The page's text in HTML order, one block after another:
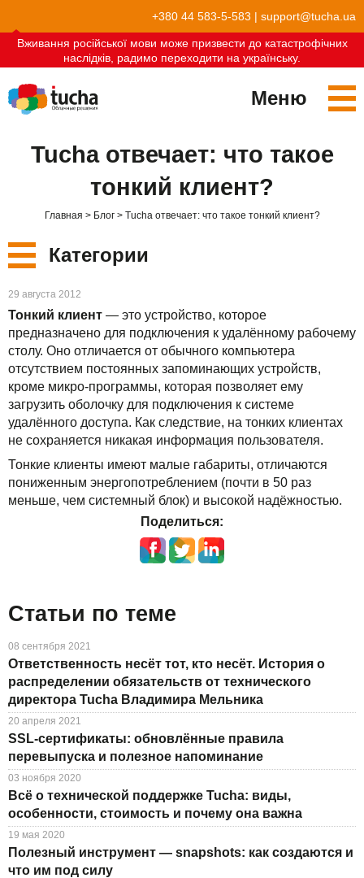
+380 44 583-5-583 | support@tucha.ua
Вживання російської мови може призвести до катастрофічних
наслідків, радимо переходити на українську.
Меню
TuchaHost
TuchaMetal
TuchaHosting
TuchaSync
Хостинг CRM
Хостинг сайтов-конструкторов
Реселінг хостингу
О нас
Компания
Контакты
Tucha отвечает: что такое
тонкий клиент?
Главная Блог Tucha отвечает: что такое тонкий клиент?
Категории
Новые
Сервисы
Решения
Для бизнеса
Техподдержка
Инструкции
Праздники
Акции
29 августа 2012
Тонкий клиент — это устройство, которое
предназначено для подключения к удалённому рабочему
столу. Оно отличается от обычного компьютера
отсутствием постоянных запоминающих устройств,
кроме микро-программы, которая позволяет ему
загрузить оболочку для подключения к системе
удалённого доступа. Как следствие, на тонких клиентах
не сохраняется никакая информация пользователя.
Тонкие клиенты имеют малые габариты, отличаются
пониженным энергопотреблением (почти в 50 раз
меньше, чем системный блок) и высокой надёжностью.
Поделиться:
Статьи по теме
08 сентября 2021
Ответственность несёт тот, кто несёт. История о
распределении обязательств от технического
директора Tucha Владимира Мельника
20 апреля 2021
SSL-сертификаты: обновлённые правила
перевыпуска и полезное напоминание
03 ноября 2020
Всё о технической поддержке Tucha: виды,
особенности, стоимость и почему она важна
19 мая 2020
Полезный инструмент — snapshots: как создаются и
что им под силу